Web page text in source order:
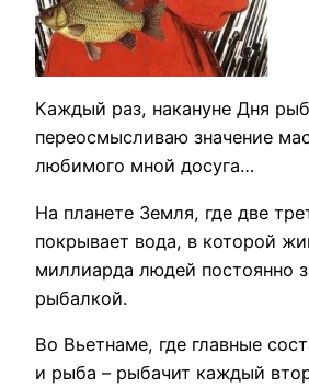
Каждый раз, накануне Дня
переосмысливаю значение
любимого мной досуга…
На планете Земля, где две
покрывает вода, в которой
миллиарда людей постоянно
рыбалкой.
Во Вьетнаме, где главные
и рыба – рыбачит каждый